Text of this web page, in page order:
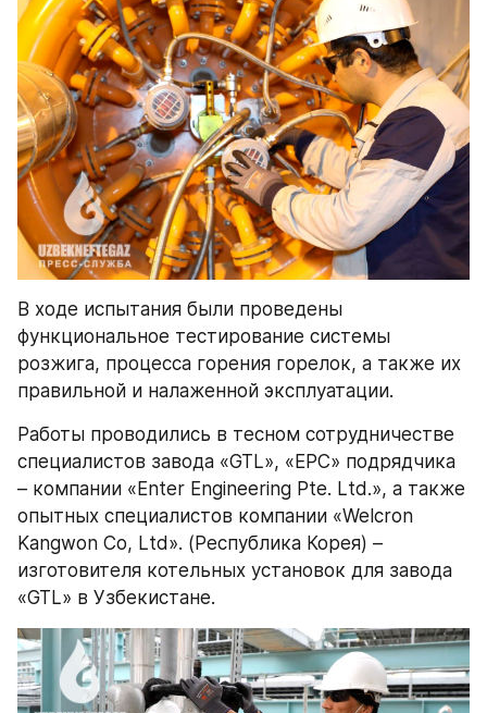
В ходе испытания были проведены
функциональное тестирование системы
розжига, процесса горения горелок, а также их
правильной и налаженной эксплуатации.
Работы проводились в тесном сотрудничестве
специалистов завода «GTL», «ЕРС» подрядчика
– компании «Enter Engineering Pte. Ltd.», а также
опытных специалистов компании «Welcron
Kangwon Co, Ltd». (Республика Корея) –
изготовителя котельных установок для завода
«GTL» в Узбекистане.